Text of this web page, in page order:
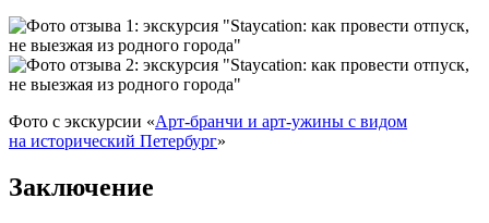
Фото с экскурсии «Арт‑бранчи и арт‑ужины с видом
на исторический Петербург»
Заключение